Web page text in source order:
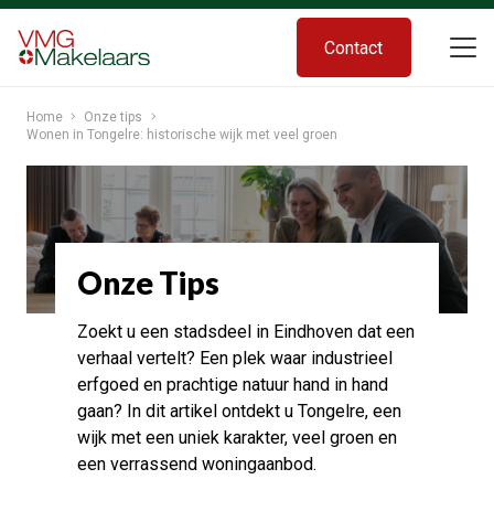
Contact
Home
Onze tips
Wonen in Tongelre: historische wijk met veel groen
Onze Tips
Zoekt u een stadsdeel in Eindhoven dat een
verhaal vertelt? Een plek waar industrieel
erfgoed en prachtige natuur hand in hand
gaan? In dit artikel ontdekt u Tongelre, een
wijk met een uniek karakter, veel groen en
een verrassend woningaanbod.